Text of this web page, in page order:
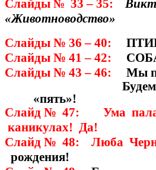
Слайды № 33 – 35:
«Животноводство»
Слайды № 36 – 40:
Слайды № 41 – 42:
Слайды № 43 – 46: Мы
Будем на
«пять»!
Слайд № 47: Ума
каникулах! Да!
Слайд № 48: Люба
рождения!